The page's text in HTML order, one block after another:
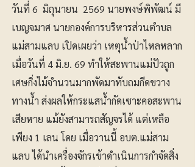
วันที่ 6 มิถุนายน 2569 นายพงษ์พิพัฒน์ มี
เบญจมาศ นายกองค์การบริหารส่วนตำบล
แม่สามแลบ เปิดเผยว่า เหตุน้ำป่าไหลหลาก
เมื่อวันที่ 4 มิ.ย. 69 ทำให้สะพานแม่ปัวถูก
เศษกิ่งไม้จำนวนมากพัดมาทับถมกีดขวาง
ทางน้ำ ส่งผลให้กระแสน้ำกัดเซาะคอสะพาน
เสียหาย แม้ยังสามารถสัญจรได้ แต่เหลือ
เพียง 1 เลน โดย เมื่อวานนี้ อบต.แม่สาม
แลบ ได้นำเครื่องจักรเข้าดำเนินการกำจัดสิ่ง